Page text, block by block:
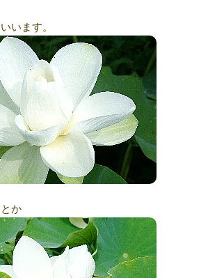
います。
か